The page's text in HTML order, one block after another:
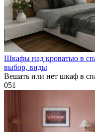
Шкафы над кроватью в
выбор, виды
Вешать или нет шкаф в
051